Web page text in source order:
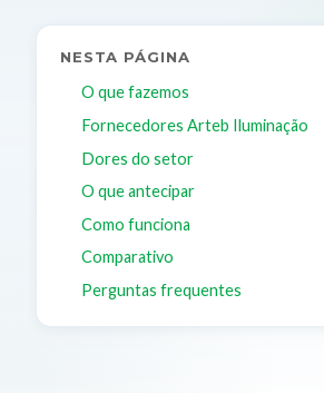
NESTA PÁGINA
O que fazemos
Fornecedores Arteb Iluminação
Dores do setor
O que antecipar
Como funciona
Comparativo
Perguntas frequentes